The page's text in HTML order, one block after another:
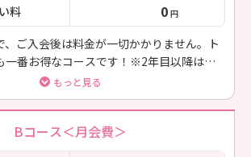
料 0 円
、ご入会後は料金が一切かかりません。ト
一番お得なコースです！※2年目以降は更
もっと見る
Bコース＜月会費＞